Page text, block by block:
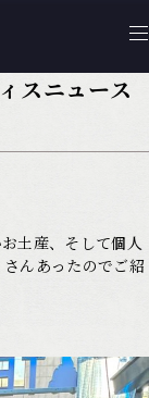
スニュース
土産、そして個人
んあったのでご紹